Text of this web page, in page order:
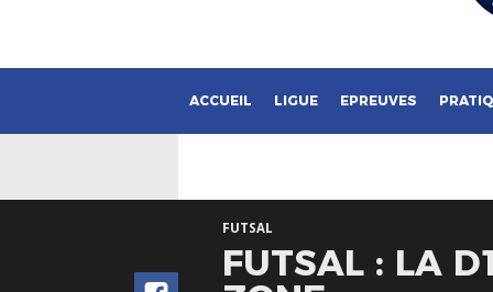
ACCUEIL LIGUE EPREUVES
FUTSAL
FUTSAL : LA